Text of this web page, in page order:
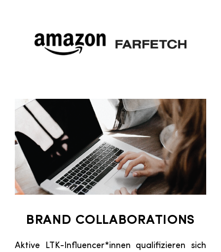
BRAND COLLABORATIONS
Aktive LTK-Influencer*innen qualifizieren sich